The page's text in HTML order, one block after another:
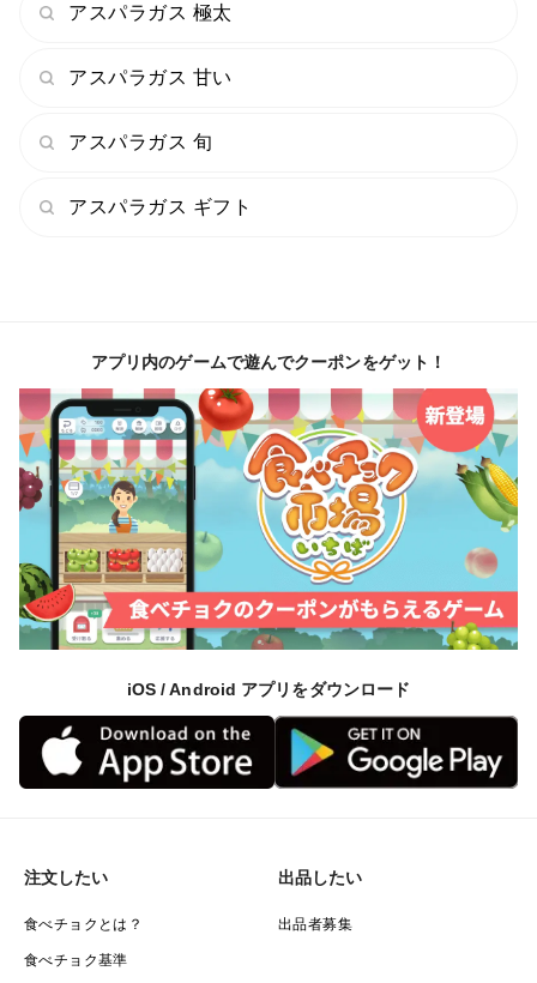
アスパラガス 極太
アスパラガス 甘い
アスパラガス 旬
アスパラガス ギフト
アプリ内のゲームで遊んでクーポンをゲット！
iOS / Android アプリをダウンロード
注文したい
食べチョクとは？
食べチョク基準
出品したい
出品者募集